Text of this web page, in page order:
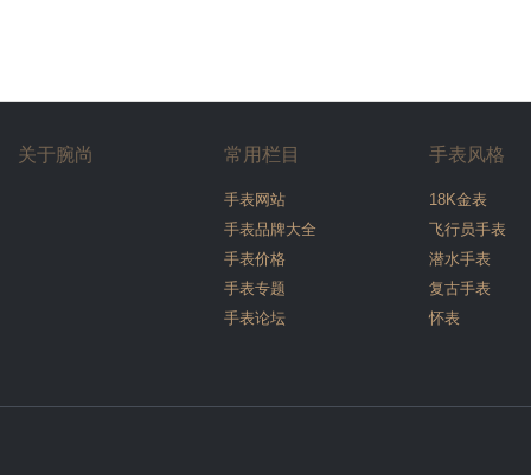
关于腕尚 常用栏目
手表网站
手表品牌大全
手表价格
手表专题
手表论坛
手表风格
18K金表
飞行员手表
潜水手表
复古手表
怀表